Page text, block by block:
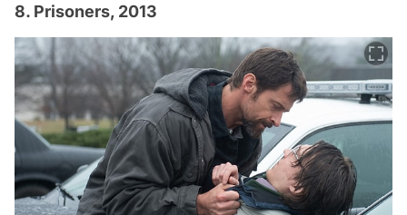
8. Prisoners, 2013